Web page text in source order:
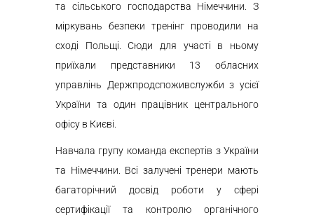
та сільського господарства Німеччини. З
міркувань безпеки тренінг проводили на
сході Польщі. Сюди для участі в ньому
приїхали представники 13 обласних
управлінь Держпродспоживслужби з усієї
України та один працівник центрального
офісу в Києві.
Навчала групу команда експертів з України
та Німеччини. Всі залучені тренери мають
багаторічний досвід роботи у сфері
сертифікації та контролю органічного